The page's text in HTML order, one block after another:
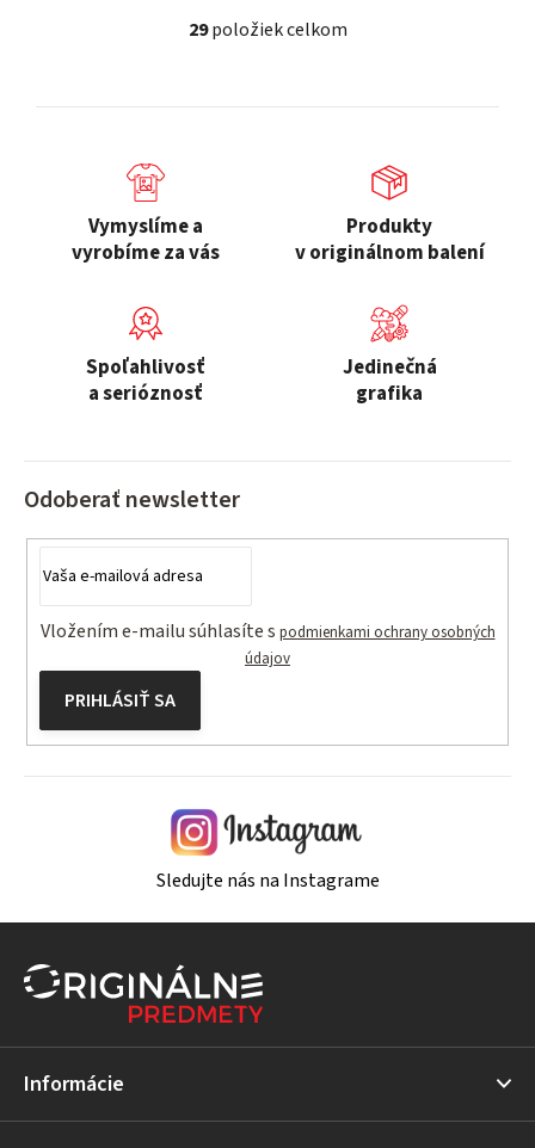
O
l
ý
i
29položiek celkom
Vymyslíme a
vyrobíme za vás
Produkty
v originálnom balení
Spoľahlivosť
a serióznosť
Jedinečná
grafika
Odoberať newsletter
Vložením e-mailu súhlasíte s podmienkami ochrany osobných
údajov
PRIHLÁSIŤ SA
Sledujte nás na Instagrame
ä
i
Informácie